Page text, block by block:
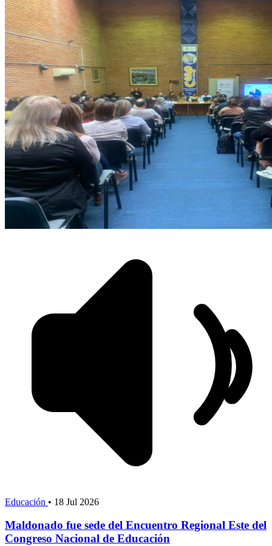
Educación • 18 Jul 2026
Maldonado fue sede del Encuentro Regional Este del
Congreso Nacional de Educación